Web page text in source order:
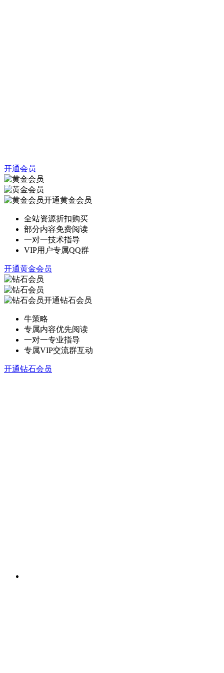
开通会员
开通黄金会员
全站资源折扣购买
部分内容免费阅读
一对一技术指导
VIP用户专属QQ群
开通黄金会员
开通钻石会员
牛策略
专属内容优先阅读
一对一专业指导
专属VIP交流群互动
开通钻石会员